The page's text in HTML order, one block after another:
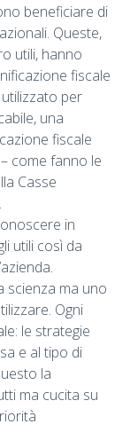
beneficiare di
Queste,
utili, hanno
fiscale
per
una
fiscale
come fanno le
Casse
in
utili così da
scienza ma uno
Ogni
le strategie
e al tipo di
la
ma cucita su